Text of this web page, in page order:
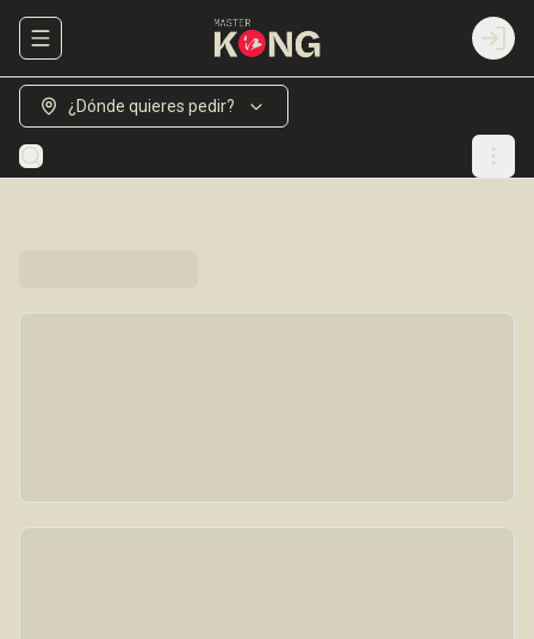
Abrir menu de navegación Login
¿Dónde quieres pedir?